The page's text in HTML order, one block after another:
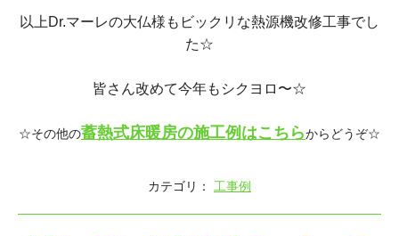
以上Dr.マーレの大仏様もビックリな熱源機改修工事でし
た☆
皆さん改めて今年もシクヨロ〜☆
☆その他の蓄熱式床暖房の施工例はこちらからどうぞ☆
カテゴリ： 工事例